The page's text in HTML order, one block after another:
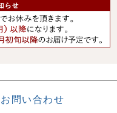
問い合わせ